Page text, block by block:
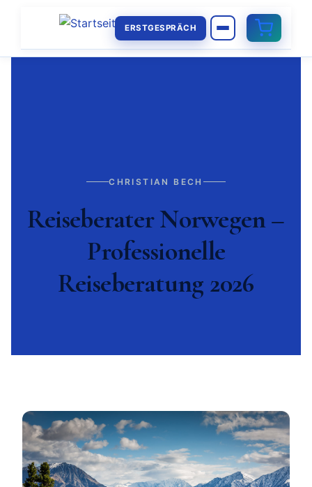
ERSTGESPRÄCH
CHRISTIAN BECH
Reiseberater Norwegen –
Professionelle
Reiseberatung 2026